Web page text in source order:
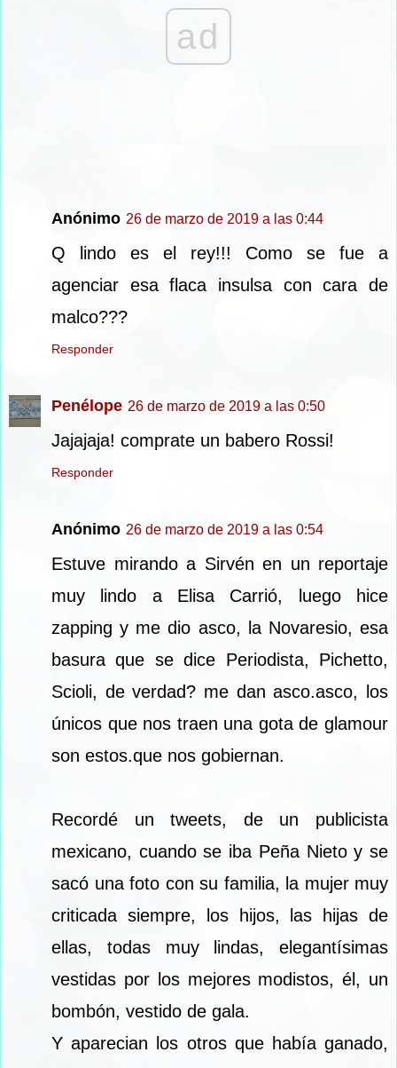
ad
Anónimo 26 de marzo de 2019 a las 0:44
Q lindo es el rey!!! Como se fue a
agenciar esa flaca insulsa con cara de
malco???
Responder
Penélope 26 de marzo de 2019 a las 0:50
Jajajaja! comprate un babero Rossi!
Responder
Anónimo 26 de marzo de 2019 a las 0:54
Estuve mirando a Sirvén en un reportaje
muy lindo a Elisa Carrió, luego hice
zapping y me dio asco, la Novaresio, esa
basura que se dice Periodista, Pichetto,
Scioli, de verdad? me dan asco.asco, los
únicos que nos traen una gota de glamour
son estos.que nos gobiernan.
Recordé un tweets, de un publicista
mexicano, cuando se iba Peña Nieto y se
sacó una foto con su familia, la mujer muy
criticada siempre, los hijos, las hijas de
ellas, todas muy lindas, elegantísimas
vestidas por los mejores modistos, él, un
bombón, vestido de gala.
Y aparecian los otros que había ganado,